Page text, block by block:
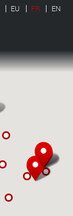
EU FR EN